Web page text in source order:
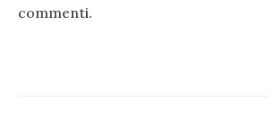
commenti.